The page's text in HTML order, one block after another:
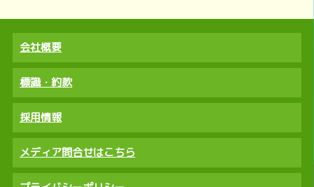
会社概要
標識・約款
採用情報
メディア問合せはこちら